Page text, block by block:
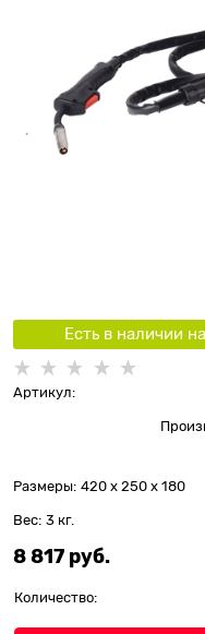
Есть в наличии
Артикул:
Размеры: 420 x 250 x 180
Вес: 3 кг.
8 817 руб.
Количество: